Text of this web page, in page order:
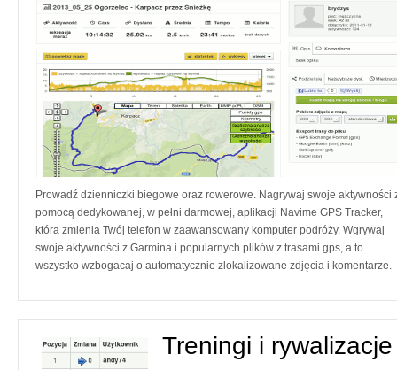
Prowadź dzienniczki biegowe oraz rowerowe. Nagrywaj swoje aktywności
pomocą dedykowanej, w pełni darmowej, aplikacji Navime GPS Tracker,
która zmienia Twój telefon w zaawansowany komputer podróży. Wgrywaj
swoje aktywności z Garmina i popularnych plików z trasami gps, a to
wszystko wzbogacaj o automatycznie zlokalizowane zdjęcia i komentarze.
Treningi i rywalizacje